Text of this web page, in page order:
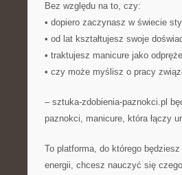
Bez względu na to, czy:
• dopiero zaczynasz w świecie
• od lat kształtujesz swoje
• traktujesz manicure jako
• czy może myślisz o pracy
– sztuka-zdobienia-paznokci.pl
paznokci, manicure, która łączy
To platforma, do którego
energii, chcesz nauczyć się